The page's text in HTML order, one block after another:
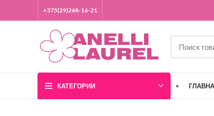
+375(29)268-16-21
КАТЕГОРИИ